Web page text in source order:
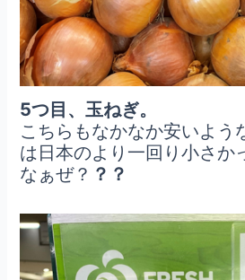
5つ目、玉ねぎ。
こちらもなかなか安いよう
は日本のより一回り小さか
なぁぜ？ ？？